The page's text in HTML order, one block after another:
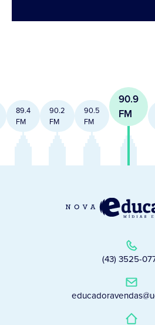
89.4
FM
90.2
FM
90.5
FM
90.9
FM
(43) 3525-